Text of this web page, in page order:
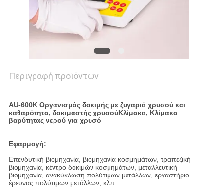
Περιγραφή προϊόντων
AU-600K Οργανισμός δοκιμής με ζυγαριά χρυσού και
καθαρότητα, δοκιμαστής χρυσούΚλίμακα, Κλίμακα
βαρύτητας νερού για χρυσό
Εφαρμογή:
Επενδυτική βιομηχανία, βιομηχανία κοσμημάτων, τραπεζική
βιομηχανία, κέντρο δοκιμών κοσμημάτων, μεταλλευτική
βιομηχανία, ανακύκλωση πολύτιμων μετάλλων, εργαστήριο
έρευνας πολύτιμων μετάλλων, κλπ.